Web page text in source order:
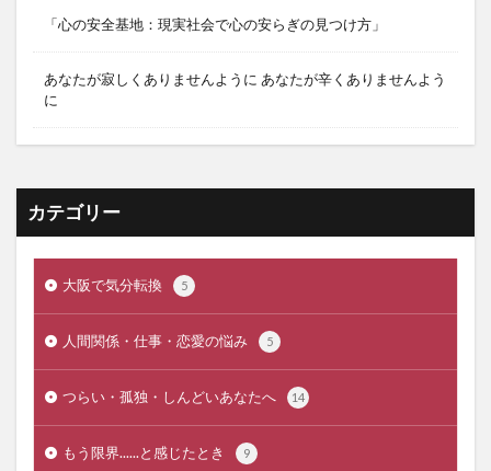
「心の安全基地：現実社会で心の安らぎの見つけ方」
あなたが寂しくありませんように あなたが辛くありませんよう
に
カテゴリー
大阪で気分転換 5
人間関係・仕事・恋愛の悩み 5
つらい・孤独・しんどいあなたへ 14
もう限界......と感じたとき 9